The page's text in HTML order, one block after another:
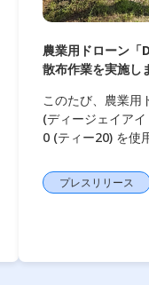
農業用ドローン
散布作業を実施し
このたび、農業用
(ディージェイア
0 (ティー20) を使
場において、ドロ
プレスリリース